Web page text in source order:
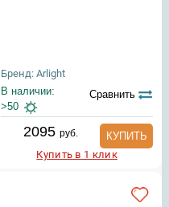
Бренд: Arlight
В наличии:
>50
Сравнить
2095 руб.
КУПИТЬ
Купить в 1 клик